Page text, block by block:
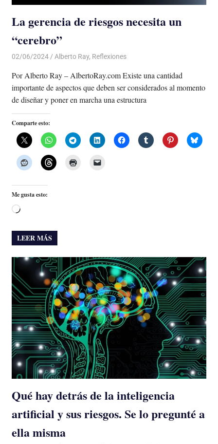
La gerencia de riesgos necesita un
“cerebro”
02/06/2024 De todo un Poco
Alberto Ray, Reflexiones
Por Alberto Ray – AlbertoRay.com Existe una cantidad
importante de aspectos que deben ser considerados al momento
de diseñar y poner en marcha una estructura
Comparte esto:
Me gusta esto:
Cargando...
LEER MÁS
Qué hay detrás de la inteligencia
artificial y sus riesgos. Se lo pregunté a
ella misma